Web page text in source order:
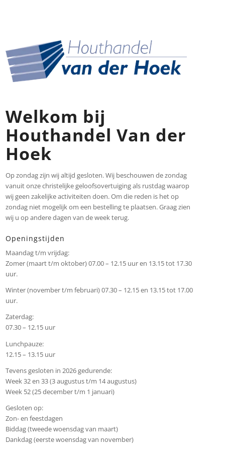
Welkom bij
Houthandel Van der
Hoek
Op zondag zijn wij altijd gesloten. Wij beschouwen de zondag
vanuit onze christelijke geloofsovertuiging als rustdag waarop
wij geen zakelijke activiteiten doen. Om die reden is het op
zondag niet mogelijk om een bestelling te plaatsen. Graag zien
wij u op andere dagen van de week terug.
Openingstijden
Maandag t/m vrijdag:
Zomer (maart t/m oktober) 07.00 – 12.15 uur en 13.15 tot 17.30
uur.
Winter (november t/m februari) 07.30 – 12.15 en 13.15 tot 17.00
uur.
Zaterdag:
07.30 – 12.15 uur
Lunchpauze:
12.15 – 13.15 uur
Tevens gesloten in 2026 gedurende:
Week 32 en 33 (3 augustus t/m 14 augustus)
Week 52 (25 december t/m 1 januari)
Gesloten op:
Zon- en feestdagen
Biddag (tweede woensdag van maart)
Dankdag (eerste woensdag van november)